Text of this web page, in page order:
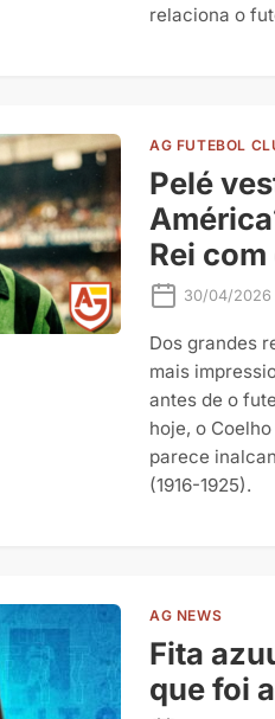
relaciona o
AG FUTEBOL
Pelé
Rei
30/04/2026
Dos grandes
mais
antes de o
hoje, o
parece
(1916-1925).
AG NEWS
Fita
que foi